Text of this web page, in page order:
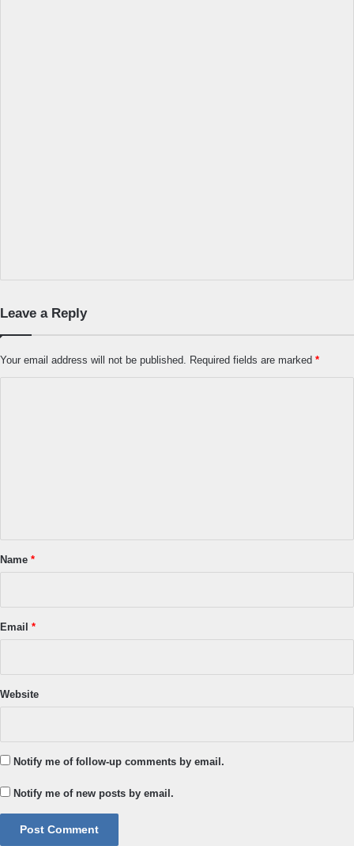
Leave a Reply
Your email address will not be published. Required fields are marked *
*
Name *
Email *
Website
Notify me of follow-up comments by email.
Notify me of new posts by email.